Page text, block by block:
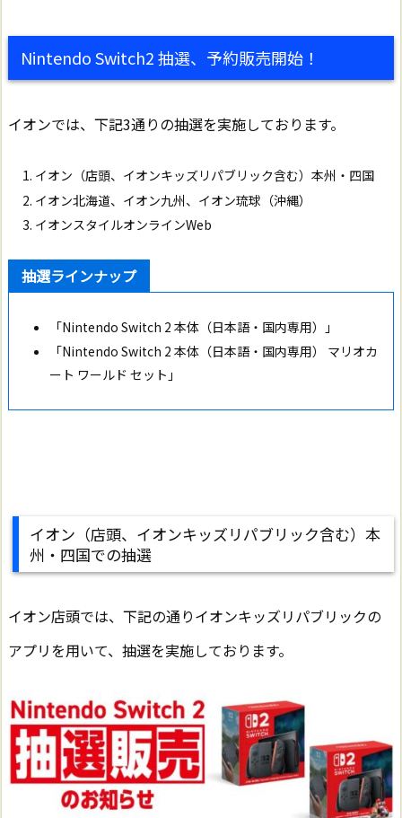
Nintendo Switch2 抽選、予約販売開始！
イオンでは、下記3通りの抽選を実施しております。
イオン（店頭、イオンキッズリパブリック含む）本州・四国
イオン北海道、イオン九州、イオン琉球（沖縄）
イオンスタイルオンラインWeb
抽選ラインナップ
「Nintendo Switch 2 本体（日本語・国内専用）」
「Nintendo Switch 2 本体（日本語・国内専用） マリオカ
ート ワールド セット」
イオン（店頭、イオンキッズリパブリック含む）本
州・四国での抽選
イオン店頭では、下記の通りイオンキッズリパブリックの
アプリを用いて、抽選を実施しております。